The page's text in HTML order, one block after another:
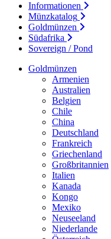
Informationen
Münzkatalog
Goldmünzen
Südafrika
Sovereign / Pond
Goldmünzen
Armenien
Australien
Belgien
Chile
China
Deutschland
Frankreich
Griechenland
Großbritannien
Italien
Kanada
Kongo
Mexiko
Neuseeland
Niederlande